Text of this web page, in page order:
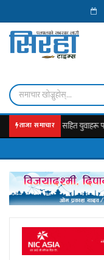
ताजा समाचार
पेस्तोल सहित युवाहरू पक्राउ: